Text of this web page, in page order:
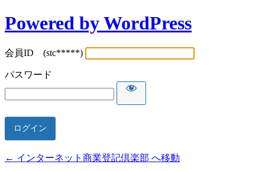
Powered by WordPress
会員ID (stc*****)
パスワード
← インターネット商業登記倶楽部 へ移動